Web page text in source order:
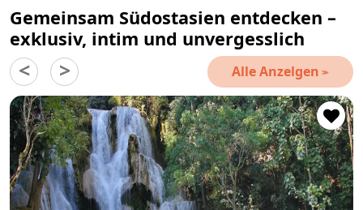
Gemeinsam Südostasien entdecken –
exklusiv, intim und unvergesslich
Alle Anzelgen >>